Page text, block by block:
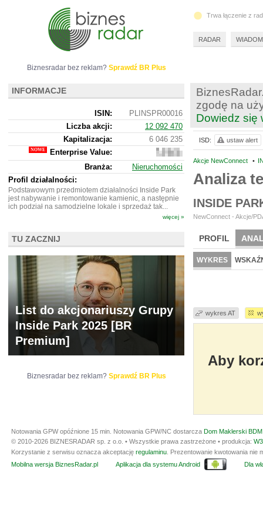
zgodę na
Dowiedz się
Akcje NewConnect •
Analiza
INSIDE
NewConnect - Akcje/
PROFIL
BR LAB
WYKRES
wykres AT
Aby
ISD: ustaw alert
Biznesradar bez reklam? Sprawdź BR Plus
INFORMACJE
ISIN:
PLINSPR00016
Liczba akcji:
12 092 470
Kapitalizacja:
6 046 235
Enterprise Value:
28
574
235
Branża:
Nieruchomości
Profil działalności:
Podstawowym przedmiotem działalności Inside Park
jest nabywanie i remontowanie kamienic, a następnie
ich podział na samodzielne lokale i sprzedaż tak...
więcej »
TU ZACZNIJ
List do akcjonariuszy Grupy
Inside Park 2025 [BR
Premium]
Biznesradar bez reklam? Sprawdź BR Plus
Trwa łączenie z
RADAR
Notowania GPW opóźnione 15 min. Notowania GPW/NC dostarcza Dom Maklerski
© 2010-2026 BIZNESRADAR sp. z o.o. • Wszystkie prawa zastrzeżone • produkcja:
Korzystanie z serwisu oznacza akceptację regulaminu . Prezentowanie kwotowania
Mobilna wersja BiznesRadar.pl
Aplikacja dla systemu Android Dla